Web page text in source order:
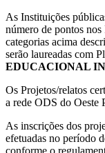
As Instituições
número de pontos
categorias acima
serão laureadas com
EDUCACIONAL
Os Projetos/relatos
a rede ODS do Oeste
As inscrições dos
efetuadas no período
conforme o